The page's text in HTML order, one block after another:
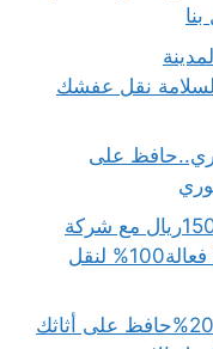
نقل عفشك
على
دينا نقل عفش غرب الرياض خصم150ريال مع شركة
نقل عفش في غرب الرياض..حلولًا فعالة100% لنقل
شركة نقل وتخزين أثاث بالرياض بـ20%حافظ على أثاثك